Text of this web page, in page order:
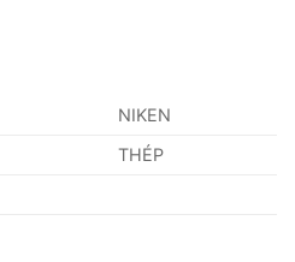
NIKEN
THÉP